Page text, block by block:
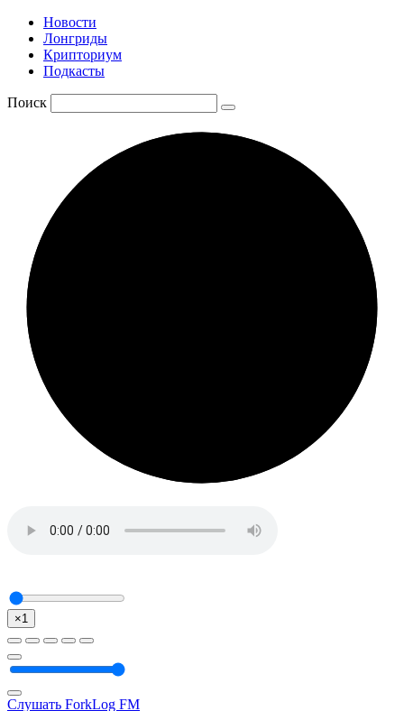
Новости
Лонгриды
Крипториум
Подкасты
Поиск
×1
Слушать ForkLog FM